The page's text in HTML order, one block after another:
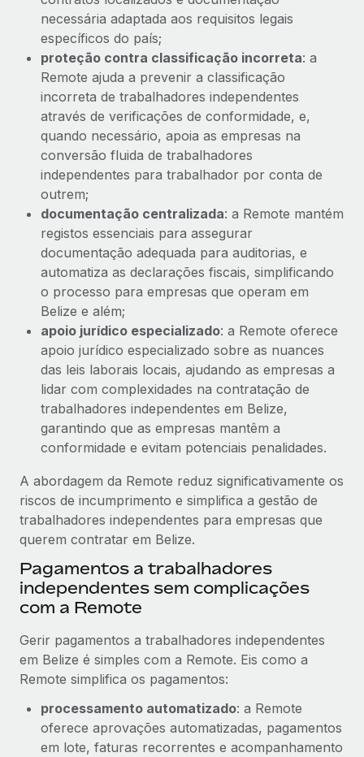
necessária adaptada aos requisitos legais
específicos do país;
proteção contra classificação incorreta: a
Remote ajuda a prevenir a classificação
incorreta de trabalhadores independentes
através de verificações de conformidade, e,
quando necessário, apoia as empresas na
conversão fluida de trabalhadores
independentes para trabalhador por conta de
outrem;
documentação centralizada: a Remote mantém
registos essenciais para assegurar
documentação adequada para auditorias, e
automatiza as declarações fiscais, simplificando
o processo para empresas que operam em
Belize e além;
apoio jurídico especializado: a Remote oferece
apoio jurídico especializado sobre as nuances
das leis laborais locais, ajudando as empresas a
lidar com complexidades na contratação de
trabalhadores independentes em Belize,
garantindo que as empresas mantêm a
conformidade e evitam potenciais penalidades.
A abordagem da Remote reduz significativamente os
riscos de incumprimento e simplifica a gestão de
trabalhadores independentes para empresas que
querem contratar em Belize.
Pagamentos a trabalhadores
independentes sem complicações
com a Remote
Gerir pagamentos a trabalhadores independentes
em Belize é simples com a Remote. Eis como a
Remote simplifica os pagamentos:
processamento automatizado: a Remote
oferece aprovações automatizadas, pagamentos
em lote, faturas recorrentes e acompanhamento